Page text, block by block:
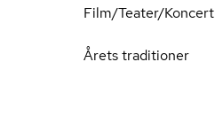
Film/Teater/Koncert
Årets traditioner